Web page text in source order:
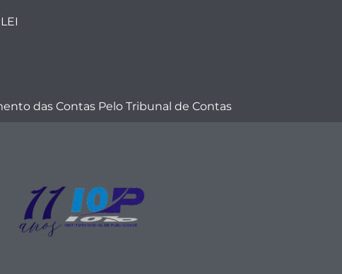
das Contas Pelo Tribunal de Contas